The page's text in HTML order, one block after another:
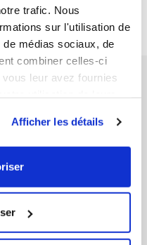
trafic. Nous
sur l'utilisation de
médias sociaux, de
combiner celles-ci
leur avez fournies
Afficher les détails